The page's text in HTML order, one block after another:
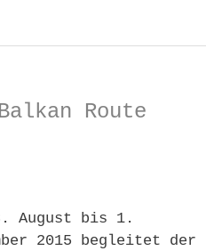
Route
August bis 1.
2015 begleitet der